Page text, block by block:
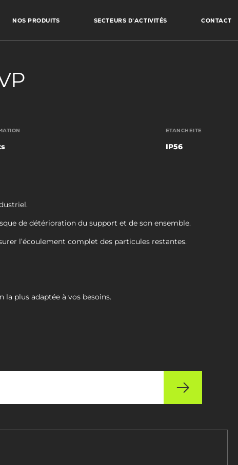
NOS PRODUITS SECTEURS D’ACTIVITÉS CONTACT
ETANCHEITE
IP56
de détérioration du support et de son ensemble.
l’écoulement complet des particules restantes.
plus adaptée à vos besoins.